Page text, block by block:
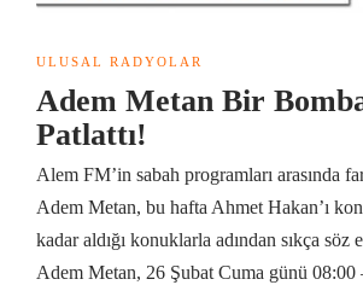
ULUSAL RADYOLAR
Adem Metan Bir
Patlattı!
Alem FM’in sabah programları arasında
Adem Metan, bu hafta Ahmet Hakan’ı
kadar aldığı konuklarla adından sıkça
Adem Metan, 26 Şubat Cuma günü 08:00